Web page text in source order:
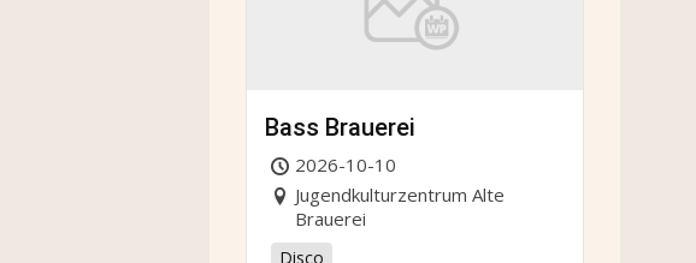
Bass Brauerei
2026-10-10
Jugendkulturzentrum Alte
Brauerei
Disco